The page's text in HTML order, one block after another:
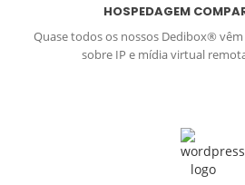
HOSPEDAGEM
Quase todos os nossos Dedibox®
sobre IP e mídia virtual